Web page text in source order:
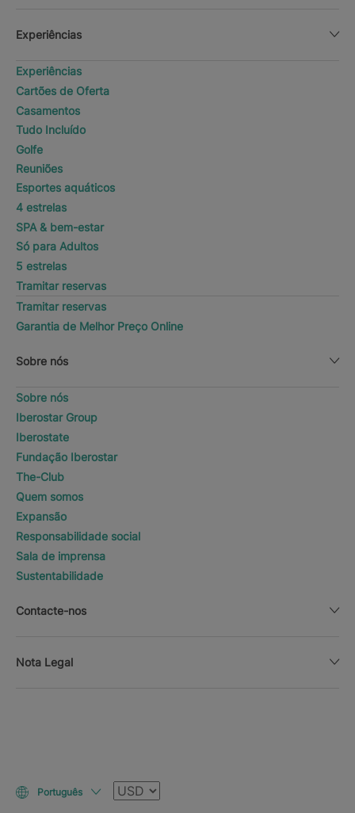
Experiências
Experiências
Cartões de Oferta
Casamentos
Tudo Incluído
Golfe
Reuniões
Esportes aquáticos
4 estrelas
SPA & bem-estar
Só para Adultos
5 estrelas
Tramitar reservas
Tramitar reservas
Garantia de Melhor Preço Online
Sobre nós
Sobre nós
Iberostar Group
Iberostate
Fundação Iberostar
The-Club
Quem somos
Expansão
Responsabilidade social
Sala de imprensa
Sustentabilidade
Contacte-nos
Nota Legal
Português Moeda